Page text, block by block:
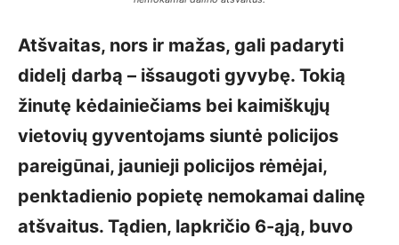
Atšvaitas, nors ir mažas, gali padaryti
didelį darbą – išsaugoti gyvybę. Tokią
žinutę kėdainiečiams bei kaimiškųjų
vietovių gyventojams siuntė policijos
pareigūnai, jaunieji policijos rėmėjai,
penktadienio popietę nemokamai dalinę
atšvaitus. Tądien, lapkričio 6-ąją, buvo